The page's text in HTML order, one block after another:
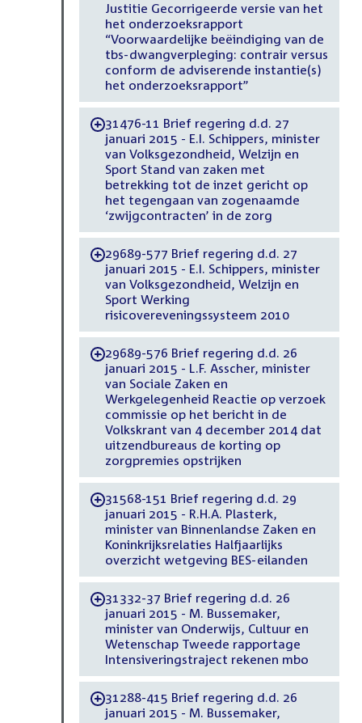
Justitie Gecorrigeerde versie van het
het onderzoeksrapport
“Voorwaardelijke beëindiging van de
tbs-dwangverpleging: contrair versus
conform de adviserende instantie(s)
het onderzoeksrapport”
-31476-11 Brief regering d.d. 27
januari 2015 - E.I. Schippers, minister
van Volksgezondheid, Welzijn en
Sport Stand van zaken met
betrekking tot de inzet gericht op
het tegengaan van zogenaamde
‘zwijgcontracten’ in de zorg
-29689-577 Brief regering d.d. 27
januari 2015 - E.I. Schippers, minister
van Volksgezondheid, Welzijn en
Sport Werking
risicovereveningssysteem 2010
-29689-576 Brief regering d.d. 26
januari 2015 - L.F. Asscher, minister
van Sociale Zaken en
Werkgelegenheid Reactie op verzoek
commissie op het bericht in de
Volkskrant van 4 december 2014 dat
uitzendbureaus de korting op
zorgpremies opstrijken
-31568-151 Brief regering d.d. 29
januari 2015 - R.H.A. Plasterk,
minister van Binnenlandse Zaken en
Koninkrijksrelaties Halfjaarlijks
overzicht wetgeving BES-eilanden
-31332-37 Brief regering d.d. 26
januari 2015 - M. Bussemaker,
minister van Onderwijs, Cultuur en
Wetenschap Tweede rapportage
Intensiveringstraject rekenen mbo
-31288-415 Brief regering d.d. 26
januari 2015 - M. Bussemaker,